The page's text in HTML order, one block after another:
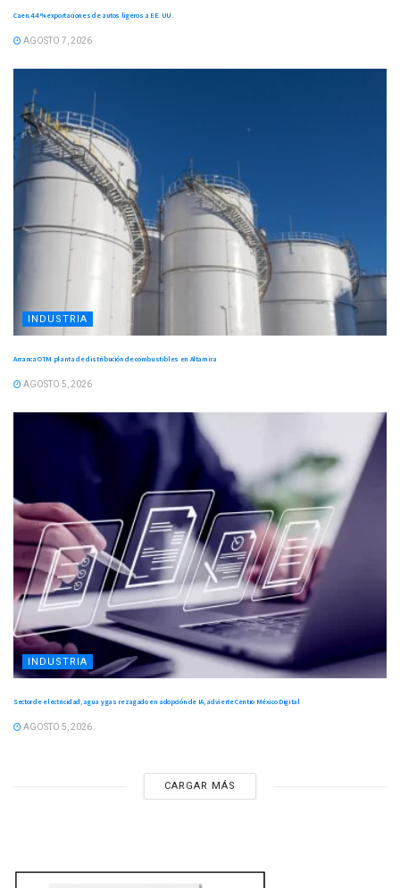
Caen 4.4 % exportaciones de autos ligeros a EE. UU.
AGOSTO 7, 2026
INDUSTRIA
Arranca OTM planta de distribución de combustibles en Altamira
AGOSTO 5, 2026
INDUSTRIA
Sector de electricidad, agua y gas rezagado en adopción de IA, advierte Centro México Digital
AGOSTO 5, 2026
CARGAR MÁS